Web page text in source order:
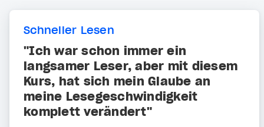
Schneller Lesen
"Ich war schon immer ein
langsamer Leser, aber mit diesem
Kurs, hat sich mein Glaube an
meine Lesegeschwindigkeit
komplett verändert"